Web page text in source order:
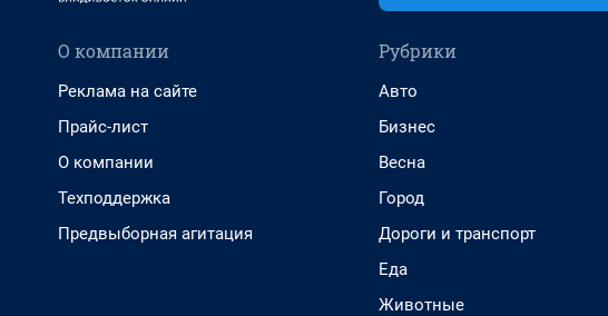
О компании
Реклама на сайте
Прайс-лист
О компании
Техподдержка
Предвыборная агитация
Рубрики
Авто
Бизнес
Весна
Город
Дороги и транспорт
Еда
Животные